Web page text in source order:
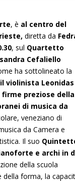
, è al centro del
diretta da
, sul Quartetto
Cefaliello
ha sottolineato la
violinista Leonidas
preziose della
di musica da
veneziano di
da Camera e
Il suo
e archi in
della scuola
della forma, la